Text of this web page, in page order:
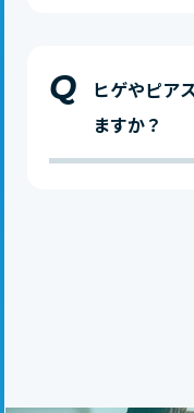
Q
ヒゲやピア
ますか？